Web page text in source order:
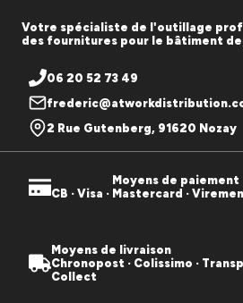
Votre spécialiste de l'outillage
des fournitures pour le bâtiment
06 20 52 73 49
2 Rue Gutenberg, 91620 Nozay
Moyens de paiement
CB · Visa · Mastercard ·
Moyens de livraison
Chronopost · Colissimo ·
Collect